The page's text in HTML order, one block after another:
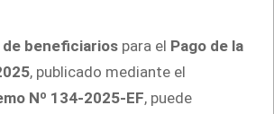
de beneficiarios para el Pago de la
, publicado mediante el
Nº 134-2025-EF, puede